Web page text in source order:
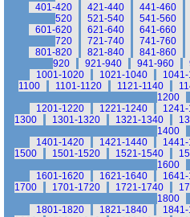
401-420
421-440 441-460
520
521-540 541-560
601-620
621-640 641-660
720
721-740 741-760
801-820
821-840 841-860
920
921-940 941-960
1001-1020
1021-1040
1100
1101-1120 1121-1140
1200
1201-1220
1221-1240
1300
1301-1320 1321-1340
1400
1401-1420
1421-1440
1500
1501-1520 1521-1540
1600
1601-1620
1621-1640
1700
1701-1720 1721-1740
1800
1801-1820
1821-1840